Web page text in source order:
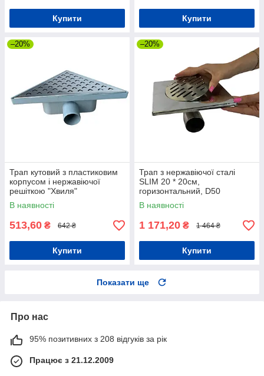
Купити Купити
–20%
Трап кутовий з пластиковим
корпусом і нержавіючої
решіткою "Хвиля"
В наявності
513,60 ₴ 642 ₴
Купити
–20%
Трап з нержавіючої сталі
SLIM 20 * 20см,
горизонтальний, D50
В наявності
1 171,20 ₴ 1 464 ₴
Купити
Показати ще
Про нас
95% позитивних з 208 відгуків за рік
Працює з 21.12.2009